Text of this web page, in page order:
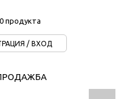
0 продукта
/ ВХОД